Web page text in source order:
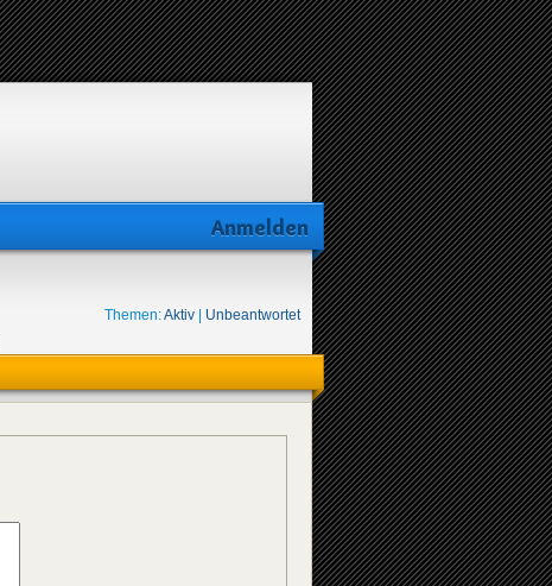
Anmelden
Themen:Aktiv
Unbeantwortet